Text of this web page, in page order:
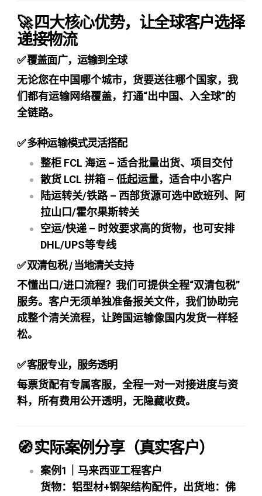
🚀 四大核心优势，让全球客户选择
递接物流
✅ 覆盖面广，运输到全球
无论您在中国哪个城市，货要送往哪个国家，我
们都有运输网络覆盖，打通“出中国、入全球”的
全链路。
✅ 多种运输模式灵活搭配
整柜 FCL 海运 – 适合批量出货、项目交付
散货 LCL 拼箱 – 低起运量，适合中小客户
陆运转关/铁路 – 西部货源可选中欧班列、阿
拉山口/霍尔果斯转关
空运/快递 – 时效要求高的货物，也可安排
DHL/UPS等专线
✅ 双清包税 / 当地清关支持
不懂出口/进口流程？我们可提供全程“双清包税”
服务。客户无须单独准备报关文件，我们协助完
成整个清关流程，让跨国运输像国内发货一样轻
松。
✅ 客服专业，服务透明
每票货配有专属客服，全程一对一对接进度与资
料，所有费用公开透明，无隐藏收费。
🧭 实际案例分享（真实客户）
案例1｜马来西亚工程客户
货物：铝型材+钢架结构配件，出货地：佛